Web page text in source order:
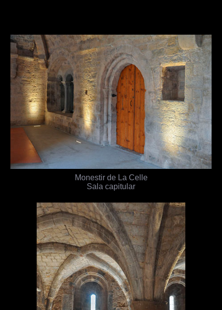
Monestir de La Celle
Sala capitular